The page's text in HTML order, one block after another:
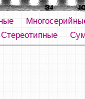
Стереотипные